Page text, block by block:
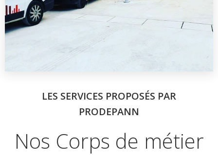
LES SERVICES PROPOSÉS PAR
PRODEPANN
Nos Corps de métier